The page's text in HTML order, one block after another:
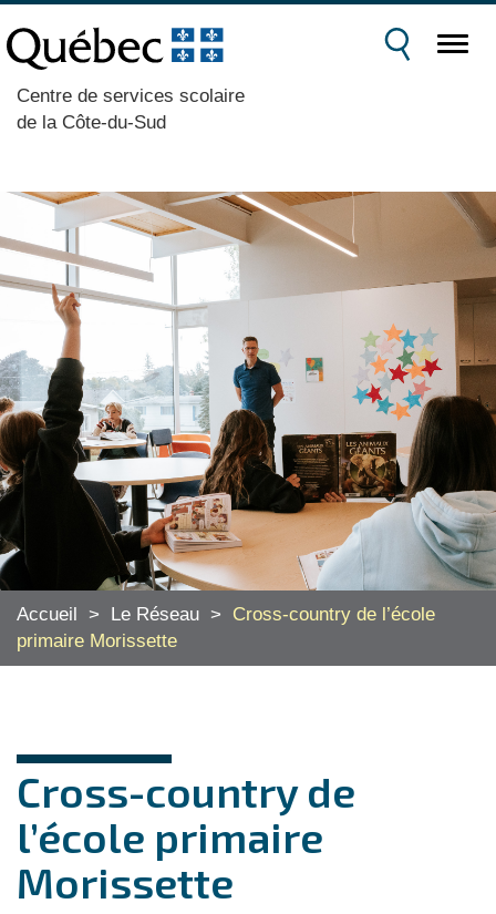
Centre de services scolaire
de la Côte-du-Sud
Accueil > Le Réseau >
Cross-country de l’école
primaire Morissette
Cross-country de
l’école primaire
Morissette